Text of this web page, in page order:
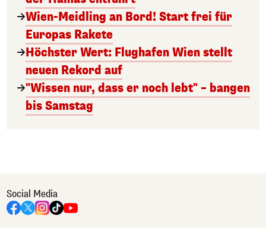
Wien-Meidling an Bord! Start frei für
Europas Rakete
Höchster Wert: Flughafen Wien stellt
neuen Rekord auf
"Wissen nur, dass er noch lebt" – bangen
bis Samstag
Social Media